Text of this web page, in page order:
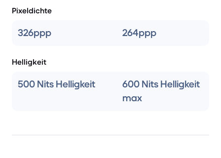
Pixeldichte
326ppp 264ppp
Helligkeit
500 Nits Helligkeit
600 Nits Helligkeit
max